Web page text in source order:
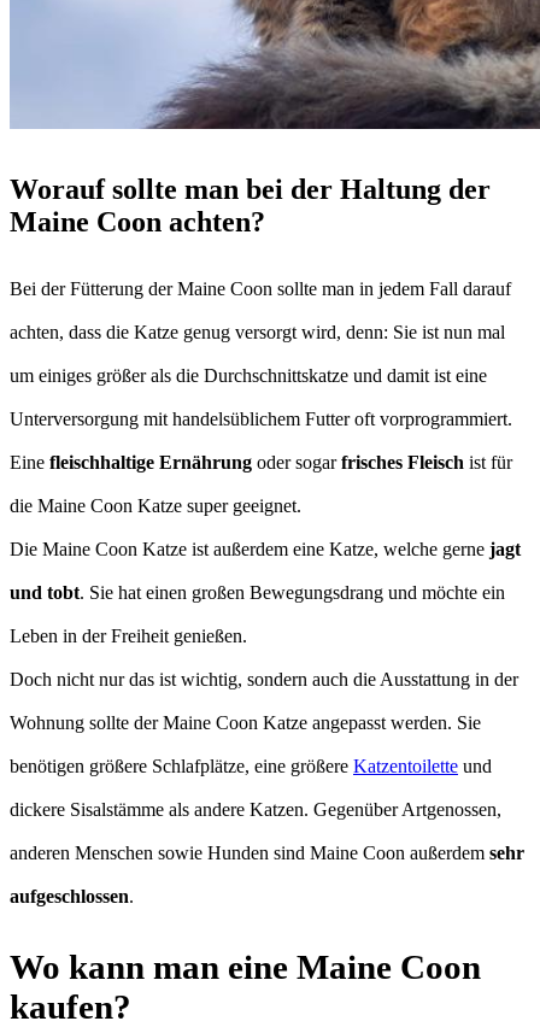
Worauf sollte man bei der Haltung der
Maine Coon achten?
Bei der Fütterung der Maine Coon sollte man in jedem Fall darauf
achten, dass die Katze genug versorgt wird, denn: Sie ist nun mal
um einiges größer als die Durchschnittskatze und damit ist eine
Unterversorgung mit handelsüblichem Futter oft vorprogrammiert.
Eine fleischhaltige Ernährung oder sogarfrisches Fleisch ist für
die Maine Coon Katze super geeignet.
Die Maine Coon Katze ist außerdem eine Katze, welche gerne jagt
und tobt. Sie hat einen großen Bewegungsdrang und möchte ein
Leben in der Freiheit genießen.
Doch nicht nur das ist wichtig, sondern auch die Ausstattung in der
Wohnung sollte der Maine Coon Katze angepasst werden. Sie
benötigen größere Schlafplätze, eine größere Katzentoilette und
dickere Sisalstämme als andere Katzen. Gegenüber Artgenossen,
anderen Menschen sowie Hunden sind Maine Coon außerdem sehr
aufgeschlossen.
Wo kann man eine Maine Coon
kaufen?